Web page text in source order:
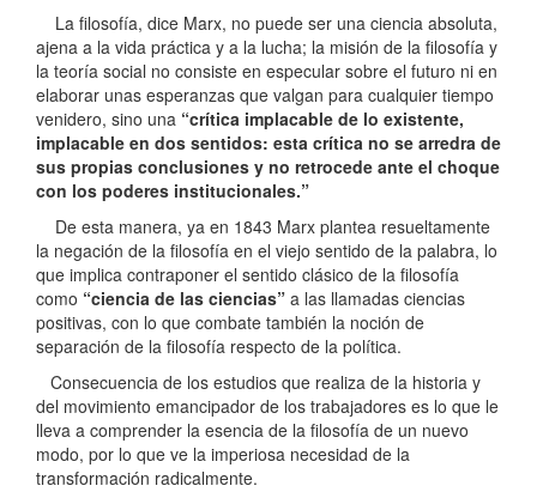
La filosofía, dice Marx, no puede ser una ciencia absoluta,
ajena a la vida práctica y a la lucha; la misión de la filosofía y
la teoría social no consiste en especular sobre el futuro ni en
elaborar unas esperanzas que valgan para cualquier tiempo
venidero, sino una “crítica implacable de lo existente,
implacable en dos sentidos: esta crítica no se arredra de
sus propias conclusiones y no retrocede ante el choque
con los poderes institucionales.”
De esta manera, ya en 1843 Marx plantea resueltamente
la negación de la filosofía en el viejo sentido de la palabra, lo
que implica contraponer el sentido clásico de la filosofía
como “ciencia de las ciencias” a las llamadas ciencias
positivas, con lo que combate también la noción de
separación de la filosofía respecto de la política.
Consecuencia de los estudios que realiza de la historia y
del movimiento emancipador de los trabajadores es lo que le
lleva a comprender la esencia de la filosofía de un nuevo
modo, por lo que ve la imperiosa necesidad de la
transformación radicalmente.